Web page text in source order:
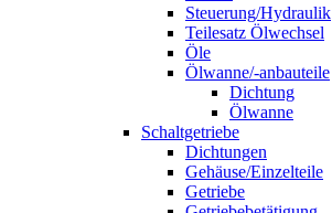
Steuerung/Hydraulik
Teilesatz Ölwechsel
Öle
Ölwanne/-anbauteile
Dichtung
Ölwanne
Schaltgetriebe
Dichtungen
Gehäuse/Einzelteile
Getriebe